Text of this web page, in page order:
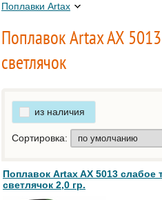
Поплавки Artax
Поплавок Artax AX
светлячок
из наличия
Сортировка:
Поплавок Artax AX 5013 cлабое
светлячок 2,0 гр.